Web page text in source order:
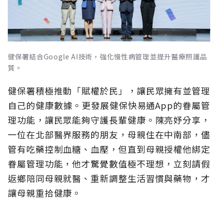
健保署結合Google AI技術，強化慢性病管理並提升醫療照護品
質。
健保署積極推動「賦權於民」，讓民眾擁有並管理
自己的健康數據。更發展健保快易通App的眷屬管
理功能，讓民眾能夠守護長輩健康。陳亮妤分享，
一位在北部醫界服務的朋友，母親住在中南部，儘
管有吃藥控制血糖、血壓，但直到母親授權他綁定
眷屬管理功能，他才驚覺數值極不理想，立刻請假
返鄉陪同母親就醫、重新調整生活習慣與藥物，才
讓母親重拾健康。